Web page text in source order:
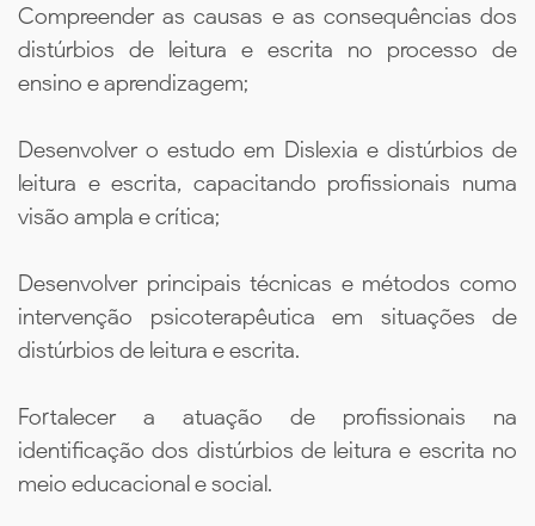
Compreender as causas e as consequências dos
distúrbios de leitura e escrita no processo de
ensino e aprendizagem;
Desenvolver o estudo em Dislexia e distúrbios de
leitura e escrita, capacitando profissionais numa
visão ampla e crítica;
Desenvolver principais técnicas e métodos como
intervenção psicoterapêutica em situações de
distúrbios de leitura e escrita.
Fortalecer a atuação de profissionais na
identificação dos distúrbios de leitura e escrita no
meio educacional e social.